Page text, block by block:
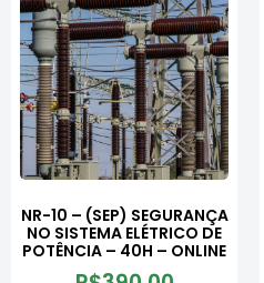
NR-10 – (SEP) SEGURANÇA
NO SISTEMA ELÉTRICO DE
POTÊNCIA – 40H – ONLINE